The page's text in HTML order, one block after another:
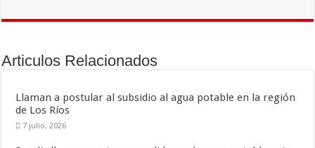
o
k
ar
r
Articulos Relacionados
Llaman a postular al subsidio al agua potable en la región
de Los Ríos
7 julio, 2026